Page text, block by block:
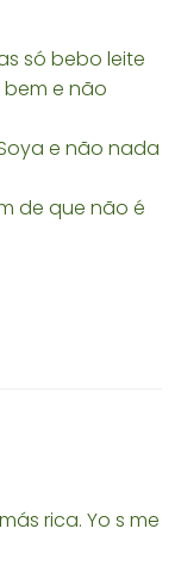
só bebo leite
e não
e não nada
de que não é
rica. Yo s me